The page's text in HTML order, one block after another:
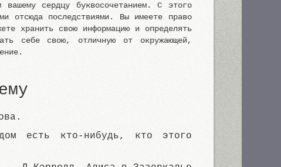
сердцу буквосочетанием. С этого
отсюда последствиями. Вы имеете право
хранить свою информацию и определять
себе свою, отличную от окружающей,
есть кто-нибудь, кто этого